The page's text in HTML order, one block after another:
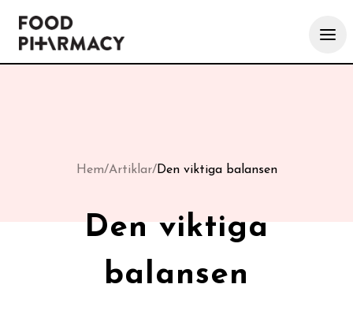
Hem/Artiklar/Den viktiga balansen
Den viktiga
balansen